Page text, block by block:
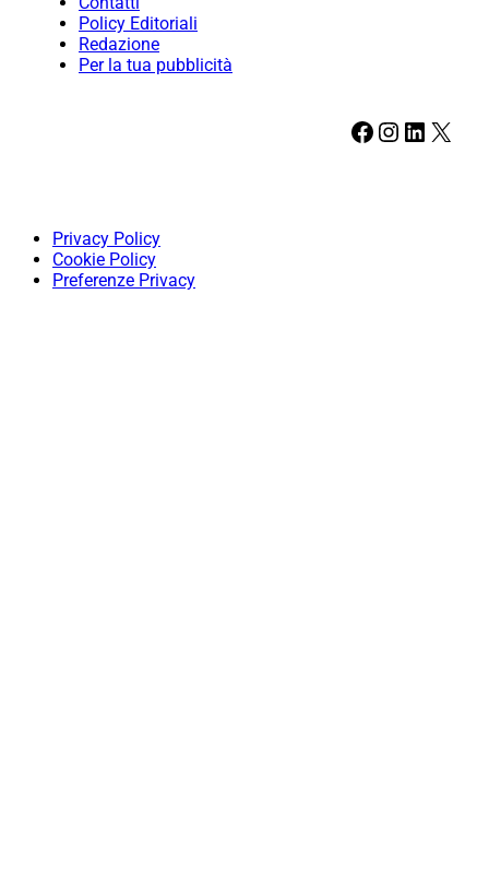
Policy Editoriali
Redazione
Per la tua pubblicità
Facebook Instagram LinkedIn X
Privacy Policy
Cookie Policy
Preferenze Privacy